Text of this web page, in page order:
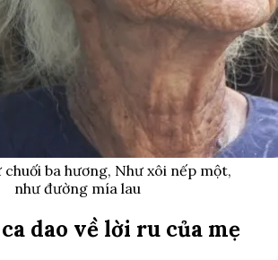
chuối ba hương, Như xôi nếp một,
như đường mía lau
dao về lời ru của mẹ